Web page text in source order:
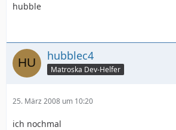
hubble
hubblec4
Matroska Dev-Helfer
25. März 2008 um 10:20
ich nochmal